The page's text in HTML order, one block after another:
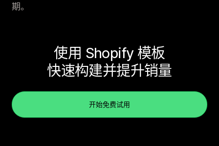
期。
使用 Shopify 模板
快速构建并提升销量
开始免费试用